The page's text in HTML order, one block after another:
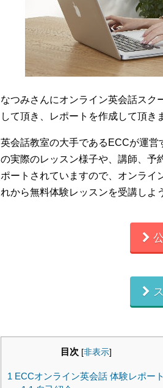
なつみさんにオンライン英会話スク
して頂き、レポートを作成して頂き
英会話教室の大手であるECCが運営
の実際のレッスン様子や、講師、予
ポートされていますので、オンライ
れから無料体験レッスンを受講しよ
目次 [非表示]
1 ECCオンライン英会話 体験レポート